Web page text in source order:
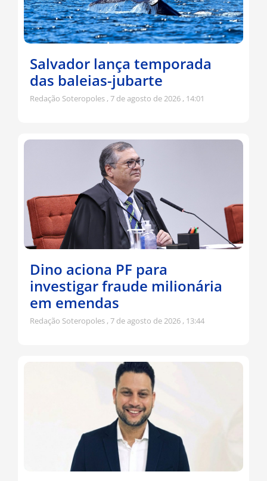
Salvador lança temporada
das baleias-jubarte
Redação Soteropoles 7 de agosto de 2026 14:01
Dino aciona PF para
investigar fraude milionária
em emendas
Redação Soteropoles 7 de agosto de 2026 13:44